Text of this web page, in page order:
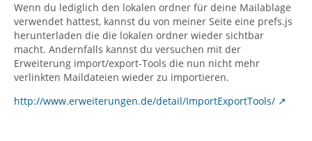
Wenn du lediglich den lokalen ordner für deine Mailablage
verwendet hattest, kannst du von meiner Seite eine prefs.js
herunterladen die die lokalen ordner wieder sichtbar
macht. Andernfalls kannst du versuchen mit der
Erweiterung import/export-Tools die nun nicht mehr
verlinkten Maildateien wieder zu importieren.
http://www.erweiterungen.de/detail/ImportExportTools/